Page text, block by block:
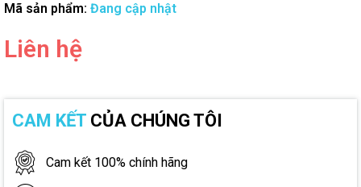
Mã sản phẩm: Đang cập nhật
Liên hệ
CAM KẾT CỦA CHÚNG TÔI
Cam kết 100% chính hãng